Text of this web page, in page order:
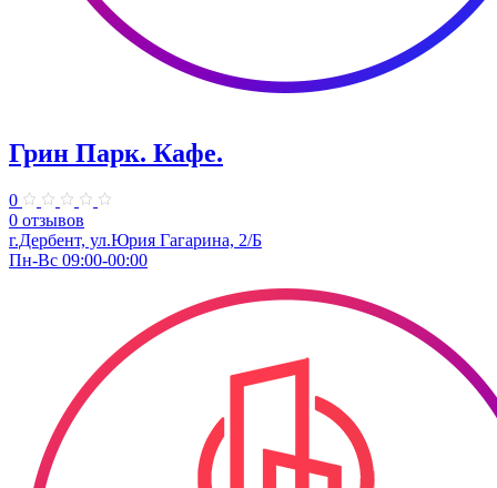
Грин Парк. Кафе.
0
0 отзывов
г.Дербент, ул.Юрия Гагарина, 2/Б
Пн-Вс 09:00-00:00